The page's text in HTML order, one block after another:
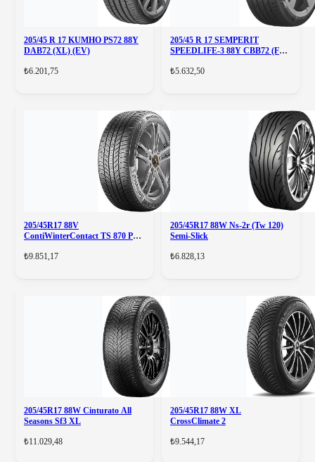
205/45 R 17 KUMHO PS72 88Y
DAB72 (XL) (EV)
₺6.201,75
205/45 R 17 SEMPERIT
SPEEDLIFE-3 88Y CBB72 (FR)
₺5.632,50
205/45R17 88V
ContiWinterContact TS 870 P
₺9.851,17
205/45R17 88W Ns-2r (Tw 120)
Semi-Slick
₺6.828,13
205/45R17 88W Cinturato All
Seasons Sf3 XL
₺11.029,48
205/45R17 88W XL
CrossClimate 2
₺9.544,17